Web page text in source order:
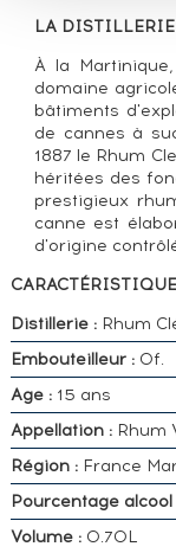
LA DISTILLERIE
À la
domaine
bâtiments
de cannes à
1887 le Rhum
héritées des
prestigieux
canne est
d'origine
Distillerie :Rhum
Embouteilleur :Of.
Age :15 ans
Appellation :Rhum
Région : France
Pourcentage alcool
Volume : 0.70L